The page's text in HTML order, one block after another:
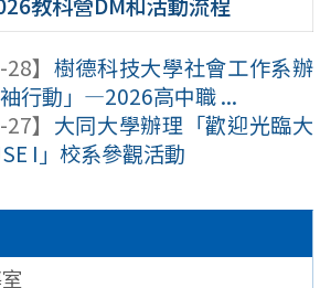
】 樹德科技大學社會工作系辦
行動」—2026高中職 ...
】 大同大學辦理「歡迎光臨大
I」校系參觀活動